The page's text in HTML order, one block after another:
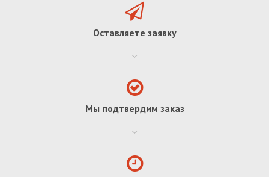
Оставляете заявку
Мы подтвердим заказ